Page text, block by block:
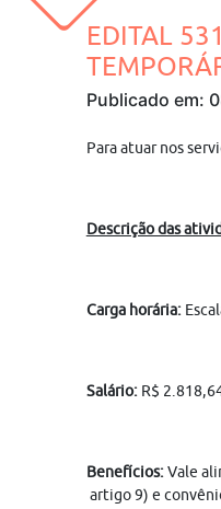
EDITAL
Publicado em:
Para atuar nos
Descrição das
Carga horária:
Salário:R$
Benefícios:Vale
artigo 9) e